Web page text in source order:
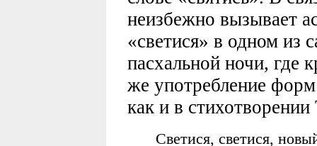
неизбежно вызывает
«светися» в одном из
пасхальной ночи, где
же употребление форм
как и в
Светися, светися,